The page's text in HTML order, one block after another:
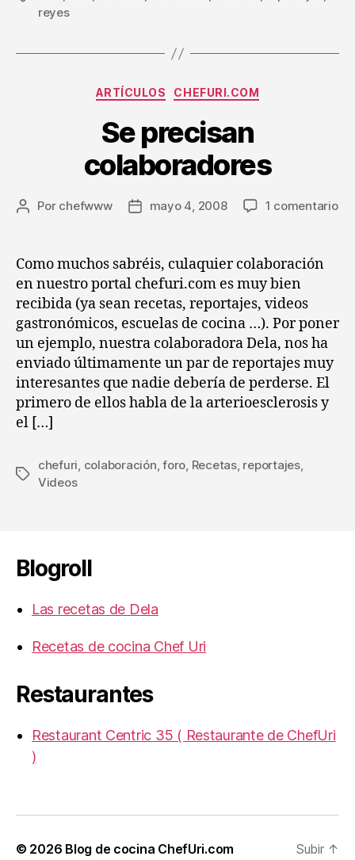
reyes
Categorías
ARTÍCULOS CHEFURI.COM
Se precisan
colaboradores
Autor
entrada
Por chefwww
Fecha
entrada
mayo 4, 2008 1 comentarioen
Como muchos sabréis, culaquier colaboración
en nuestro portal chefuri.com es muy bien
recibida (ya sean recetas, reportajes, videos
gastronómicos, escuelas de cocina …). Por poner
un ejemplo, nuestra colaboradora Dela, nos ha
enviado últimamente un par de reportajes muy
interesantes que nadie debería de perderse. El
primero de ellos habla de la arterioesclerosis y
el […]
Etiquetas
chefuri colaboración ,foro Recetas, reportajes,
Videos
Blogroll
Las recetas de Dela
Recetas de cocina Chef Uri
Restaurantes
Restaurant Centric 35 ( Restaurante de ChefUri
)
© 2026 Blog de cocina ChefUri.com Subir ↑